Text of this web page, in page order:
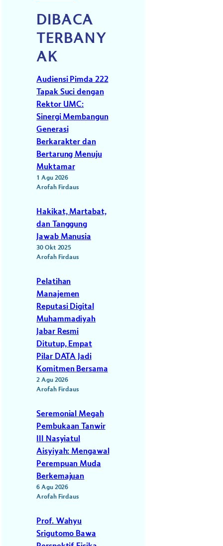
DIBACA
TERBANY
AK
Audiensi Pimda 222
Tapak Suci dengan
Rektor UMC:
Sinergi Membangun
Generasi
Berkarakter dan
Bertarung Menuju
Muktamar
1 Agu 2026
Arofah Firdaus
Hakikat, Martabat,
dan Tanggung
Jawab Manusia
30 Okt 2025
Arofah Firdaus
Pelatihan
Manajemen
Reputasi Digital
Muhammadiyah
Jabar Resmi
Ditutup, Empat
Pilar DATA Jadi
Komitmen Bersama
2 Agu 2026
Arofah Firdaus
Seremonial Megah
Pembukaan Tanwir
III Nasyiatul
Aisyiyah: Mengawal
Perempuan Muda
Berkemajuan
6 Agu 2026
Arofah Firdaus
Prof. Wahyu
Srigutomo Bawa